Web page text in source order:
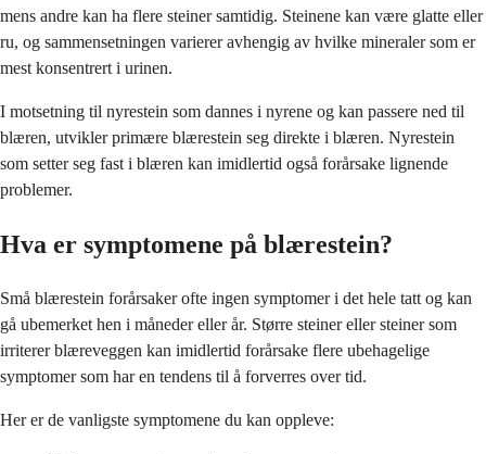
mens andre kan ha flere steiner samtidig. Steinene kan være glatte eller
ru, og sammensetningen varierer avhengig av hvilke mineraler som er
mest konsentrert i urinen.
I motsetning til nyrestein som dannes i nyrene og kan passere ned til
blæren, utvikler primære blærestein seg direkte i blæren. Nyrestein
som setter seg fast i blæren kan imidlertid også forårsake lignende
problemer.
Hva er symptomene på blærestein?
Små blærestein forårsaker ofte ingen symptomer i det hele tatt og kan
gå ubemerket hen i måneder eller år. Større steiner eller steiner som
irriterer blæreveggen kan imidlertid forårsake flere ubehagelige
symptomer som har en tendens til å forverres over tid.
Her er de vanligste symptomene du kan oppleve: